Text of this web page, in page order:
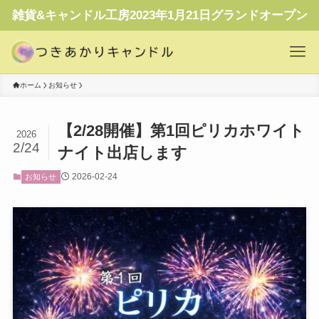
雑貨&キャンドル工房2023年1月21日グランドオープン
ホーム お知らせ
【2/28開催】第1回ピリカホワイト
ナイト出店します
2026
2/24
お知らせ 2026-02-24